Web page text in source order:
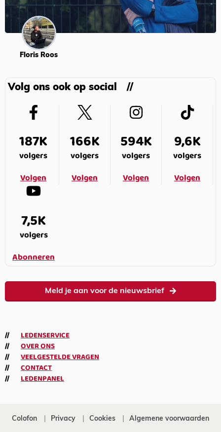
Floris Roos
Volg ons ook op social
187K
volgers
Volgen
166K
volgers
Volgen
594K
volgers
Volgen
9,6K
volgers
Volgen
7,5K
volgers
Abonneren
Meld je aan voor de nieuwsbrief
LEDENSERVICE
OVER ONS
VEELGESTELDE VRAGEN
CONTACT
LEDENPANEL
Colofon Privacy Cookies Algemene voorwaarden